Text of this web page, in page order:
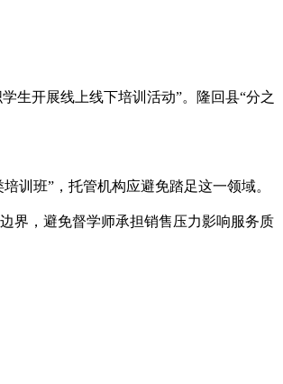
生开展线上线下培训活动”。隆回县“分之
训班”，托管机构应避免踏足这一领域。
界，避免督学师承担销售压力影响服务质